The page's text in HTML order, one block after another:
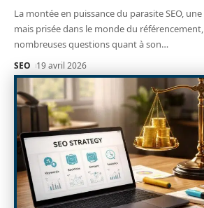
La montée en puissance du parasite SEO,
mais prisée dans le monde du
nombreuses questions quant à son…
SEO 19 avril 2026